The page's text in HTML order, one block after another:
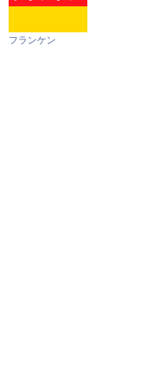
フランケン